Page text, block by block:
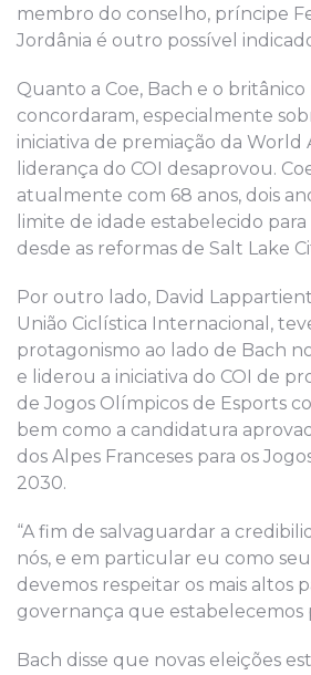
membro do conselho, príncipe
Jordânia é outro possível
Quanto a Coe, Bach e o
concordaram, especialmente
iniciativa de premiação da World
liderança do COI desaprovou.
atualmente com 68 anos, dois
limite de idade estabelecido
desde as reformas de Salt Lake
Por outro lado, David
União Ciclística Internacional,
protagonismo ao lado de Bach
e liderou a iniciativa do COI de
de Jogos Olímpicos de Esports
bem como a candidatura
dos Alpes Franceses para os
2030.
“A fim de salvaguardar a
nós, e em particular eu como
devemos respeitar os mais altos
governança que estabelecemos
Bach disse que novas eleições